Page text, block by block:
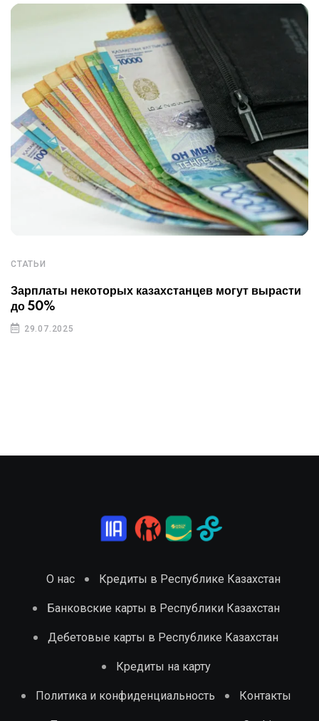
СТАТЬИ
Зарплаты некоторых казахстанцев могут вырасти
до 50%
29.07.2025
О нас Кредиты в Республике Казахстан
Банковские карты в Республики Казахстан
Дебетовые карты в Республике Казахстан
Кредиты на карту
Политика и конфиденциальность Контакты